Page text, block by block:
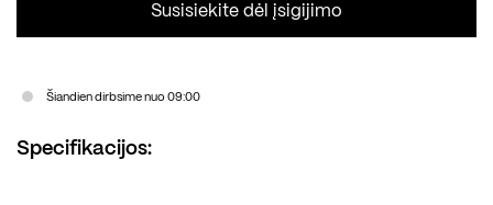
Susisiekite dėl įsigijimo
Šiandien dirbsime nuo 09:00
Specifikacijos: